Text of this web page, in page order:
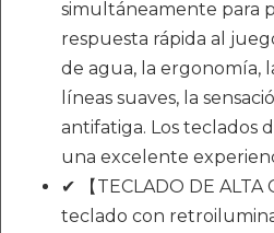
simultáneamente para
respuesta rápida al
de agua, la ergonomía,
líneas suaves, la
antifatiga. Los teclados
una excelente
✔ 【TECLADO DE
teclado con